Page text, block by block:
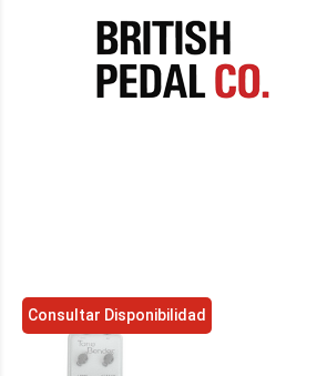
Consultar Disponibilidad